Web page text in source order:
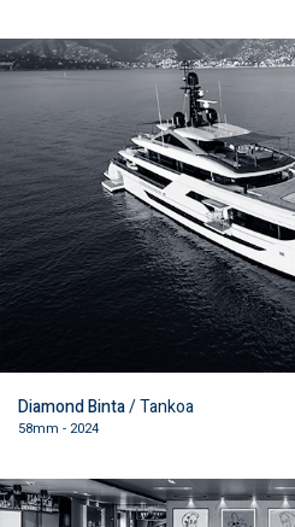
Diamond Binta/ Tankoa
58mm - 2024